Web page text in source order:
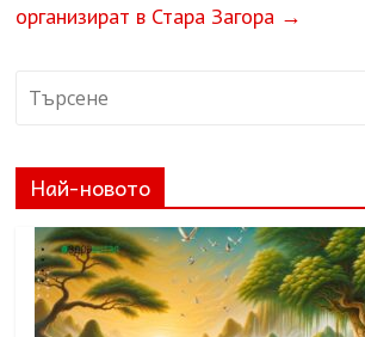
организират в Стара Загора →
Най-новото